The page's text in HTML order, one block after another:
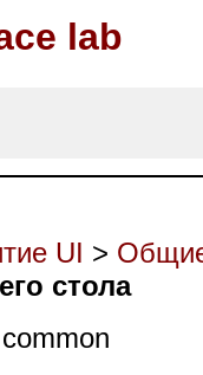
lab
UI >
стола